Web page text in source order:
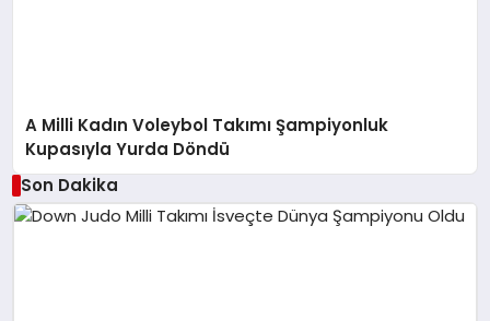
A Milli Kadın Voleybol Takımı Şampiyonluk
Kupasıyla Yurda Döndü
Son Dakika